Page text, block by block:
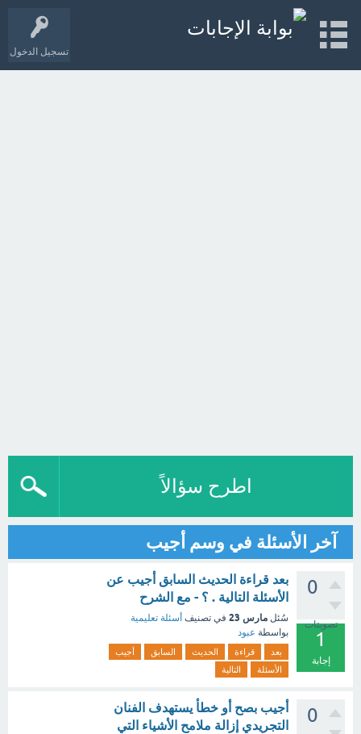
تسجيل الدخول
اطرح سؤالاً
آخر الأسئلة في وسم أجيب
0
تصويتات
1
إجابة
بعد قراءة الحديث السابق أجيب عن
الأسئلة التالية . ؟ - مع الشرح
سُئل مارس 23 في تصنيف أسئلة تعليمية
بواسطة عبود
بعد قراءة الحديث السابق
أجيب
الأسئلة
التالية
0
أجيب بصح أو خطأ يستهدف الفنان
التجريدي إزالة ملامح الأشياء التي